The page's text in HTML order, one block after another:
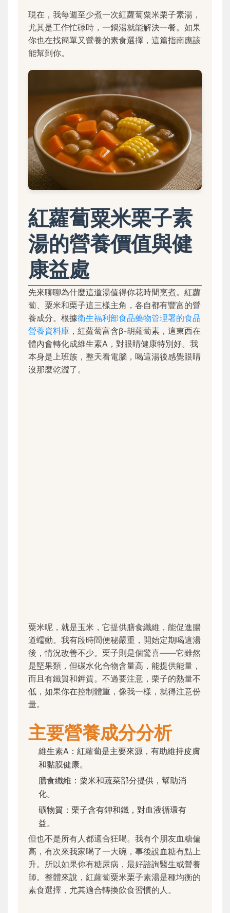
現在，我每週至少煮一次紅蘿蔔粟米栗子素湯，
尤其是工作忙碌時，一鍋湯就能解決一餐。如果
你也在找簡單又營養的素食選擇，這篇指南應該
能幫到你。
紅蘿蔔粟米栗子素
湯的營養價值與健
康益處
先來聊聊為什麼這道湯值得你花時間烹煮。紅蘿
蔔、粟米和栗子這三樣主角，各自都有豐富的營
養成分。根據衛生福利部食品藥物管理署的食品
營養資料庫 ，紅蘿蔔富含β-胡蘿蔔素，這東西在
體內會轉化成維生素A，對眼睛健康特別好。我
本身是上班族，整天看電腦，喝這湯後感覺眼睛
沒那麼乾澀了。
粟米呢，就是玉米，它提供膳食纖維，能促進腸
道蠕動。我有段時間便秘嚴重，開始定期喝這湯
後，情況改善不少。栗子則是個驚喜——它雖然
是堅果類，但碳水化合物含量高，能提供能量，
而且有鐵質和鉀質。不過要注意，栗子的熱量不
低，如果你在控制體重，像我一樣，就得注意份
量。
主要營養成分分析
維生素A：紅蘿蔔是主要來源，有助維持皮膚
和黏膜健康。
膳食纖維：粟米和蔬菜部分提供，幫助消
化。
礦物質：栗子含有鉀和鐵，對血液循環有
益。
但也不是所有人都適合狂喝。我有个朋友血糖偏
高，有次來我家喝了一大碗，事後說血糖有點上
升。所以如果你有糖尿病，最好諮詢醫生或營養
師。整體來說，紅蘿蔔粟米栗子素湯是種均衡的
素食選擇，尤其適合轉換飲食習慣的人。